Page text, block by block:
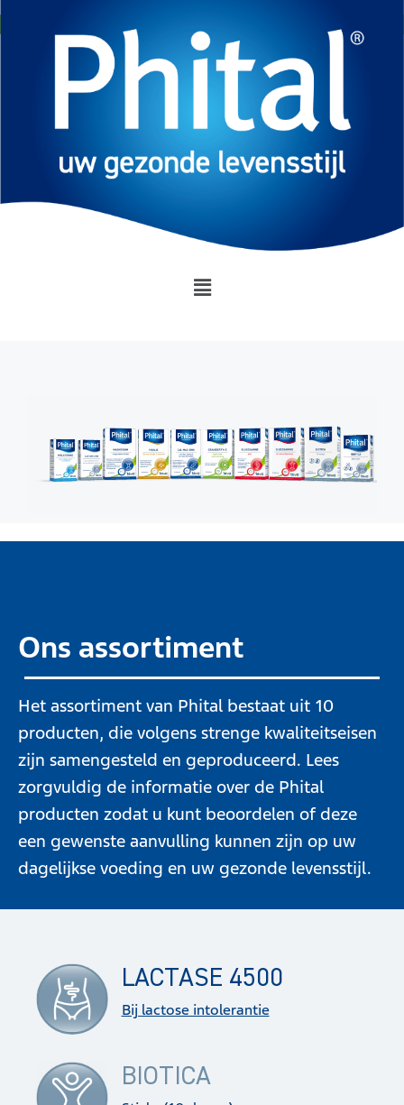
Ons assortiment
Het assortiment van Phital bestaat uit 10
producten, die volgens strenge kwaliteitseisen
zijn samengesteld en geproduceerd. Lees
zorgvuldig de informatie over de Phital
producten zodat u kunt beoordelen of deze
een gewenste aanvulling kunnen zijn op uw
dagelijkse voeding en uw gezonde levensstijl.
LACTASE 4500
Bij lactose intolerantie
BIOTICA